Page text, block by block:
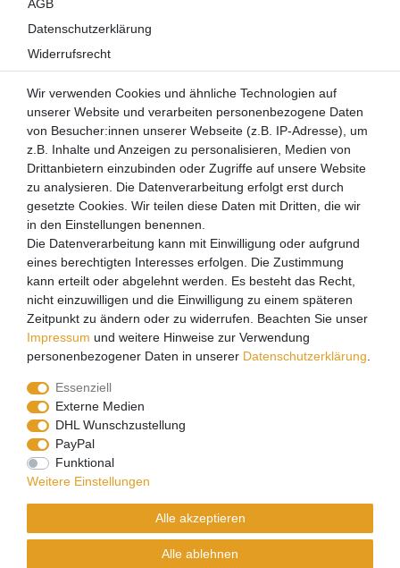
AGB
Datenschutzerklärung
Widerrufsrecht
Über uns
Mein Konto
Login
Registrieren
Versandpartner
CoffeeB2B hat eine Einkaufsvereinbarung mit Coffeefair.
Sie bei www.coffeefair.de bestellen.
Verkauf nur an gewerbliche Kunden | Mindestbestellwert 100€
Wir verwenden Cookies und ähnliche Technologien auf
unserer Website und verarbeiten personenbezogene Daten
von Besucher:innen unserer Webseite (z.B. IP-Adresse), um
z.B. Inhalte und Anzeigen zu personalisieren, Medien von
Drittanbietern einzubinden oder Zugriffe auf unsere Website
zu analysieren. Die Datenverarbeitung erfolgt erst durch
gesetzte Cookies. Wir teilen diese Daten mit Dritten, die wir
in den Einstellungen benennen.
Die Datenverarbeitung kann mit Einwilligung oder aufgrund
eines berechtigten Interesses erfolgen. Die Zustimmung
kann erteilt oder abgelehnt werden. Es besteht das Recht,
nicht einzuwilligen und die Einwilligung zu einem späteren
Zeitpunkt zu ändern oder zu widerrufen. Beachten Sie unser
Impressum und weitere Hinweise zur Verwendung
personenbezogener Daten in unserer Daten­schutz­erklärung
Essenziell
Externe Medien
DHL Wunschzustellung
PayPal
Funktional
Weitere Einstellungen
Alle akzeptieren
Alle ablehnen